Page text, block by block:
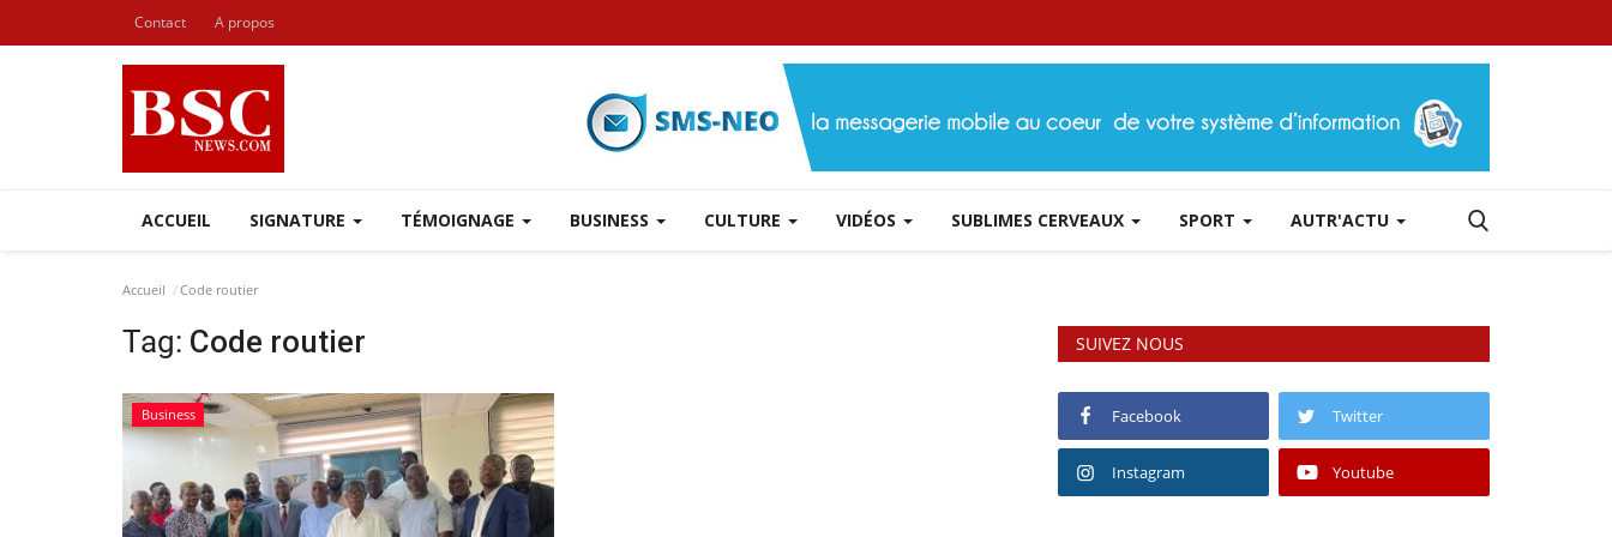
Contact A propos
ACCUEIL SIGNATURE TÉMOIGNAGE BUSINESS CULTURE VIDÉOS SUBLIMES CERVEAUX SPORT AUTR'ACTU
Accueil Code routier
Tag: Code routier
Business
SUIVEZ NOUS
Facebook Twitter
Instagram Youtube